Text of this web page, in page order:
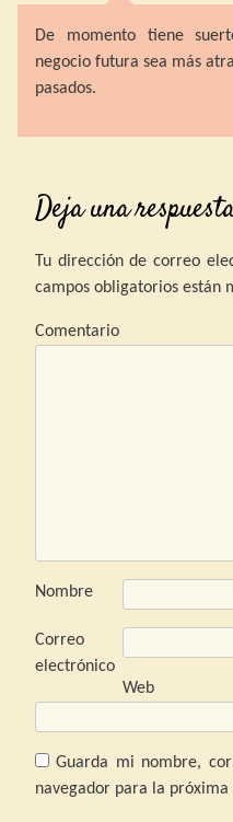
De momento tiene
negocio futura sea más
pasados.
Deja una
Tu dirección de correo
campos obligatorios están
Nombre
Correo
electrónico
Web
Guarda mi nombre,
navegador para la próxima